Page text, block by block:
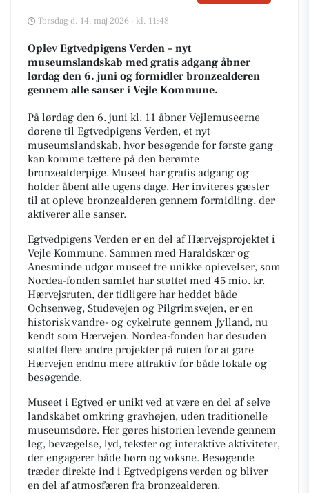
Torsdag d. 14. maj 2026 - kl. 11:48
Oplev Egtvedpigens Verden – nyt
museumslandskab med gratis adgang åbner
lørdag den 6. juni og formidler bronzealderen
gennem alle sanser i Vejle Kommune.
På lørdag den 6. juni kl. 11 åbner Vejlemuseerne
dørene til Egtvedpigens Verden, et nyt
museumslandskab, hvor besøgende for første gang
kan komme tættere på den berømte
bronzealderpige. Museet har gratis adgang og
holder åbent alle ugens dage. Her inviteres gæster
til at opleve bronzealderen gennem formidling, der
aktiverer alle sanser.
Egtvedpigens Verden er en del af Hærvejsprojektet i
Vejle Kommune. Sammen med Haraldskær og
Anesminde udgør museet tre unikke oplevelser, som
Nordea-fonden samlet har støttet med 45 mio. kr.
Hærvejsruten, der tidligere har heddet både
Ochsenweg, Studevejen og Pilgrimsvejen, er en
historisk vandre- og cykelrute gennem Jylland, nu
kendt som Hærvejen. Nordea-fonden har desuden
støttet flere andre projekter på ruten for at gøre
Hærvejen endnu mere attraktiv for både lokale og
besøgende.
Museet i Egtved er unikt ved at være en del af selve
landskabet omkring gravhøjen, uden traditionelle
museumsdøre. Her gøres historien levende gennem
leg, bevægelse, lyd, tekster og interaktive aktiviteter,
der engagerer både børn og voksne. Besøgende
træder direkte ind i Egtvedpigens verden og bliver
en del af atmosfæren fra bronzealderen.